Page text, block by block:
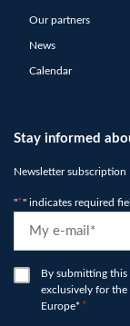
Our partners
News
Calendar
Stay informed
Newsletter subscription
"*" indicates required
*
RGPDBy submitting
exclusively for the
Europe* *